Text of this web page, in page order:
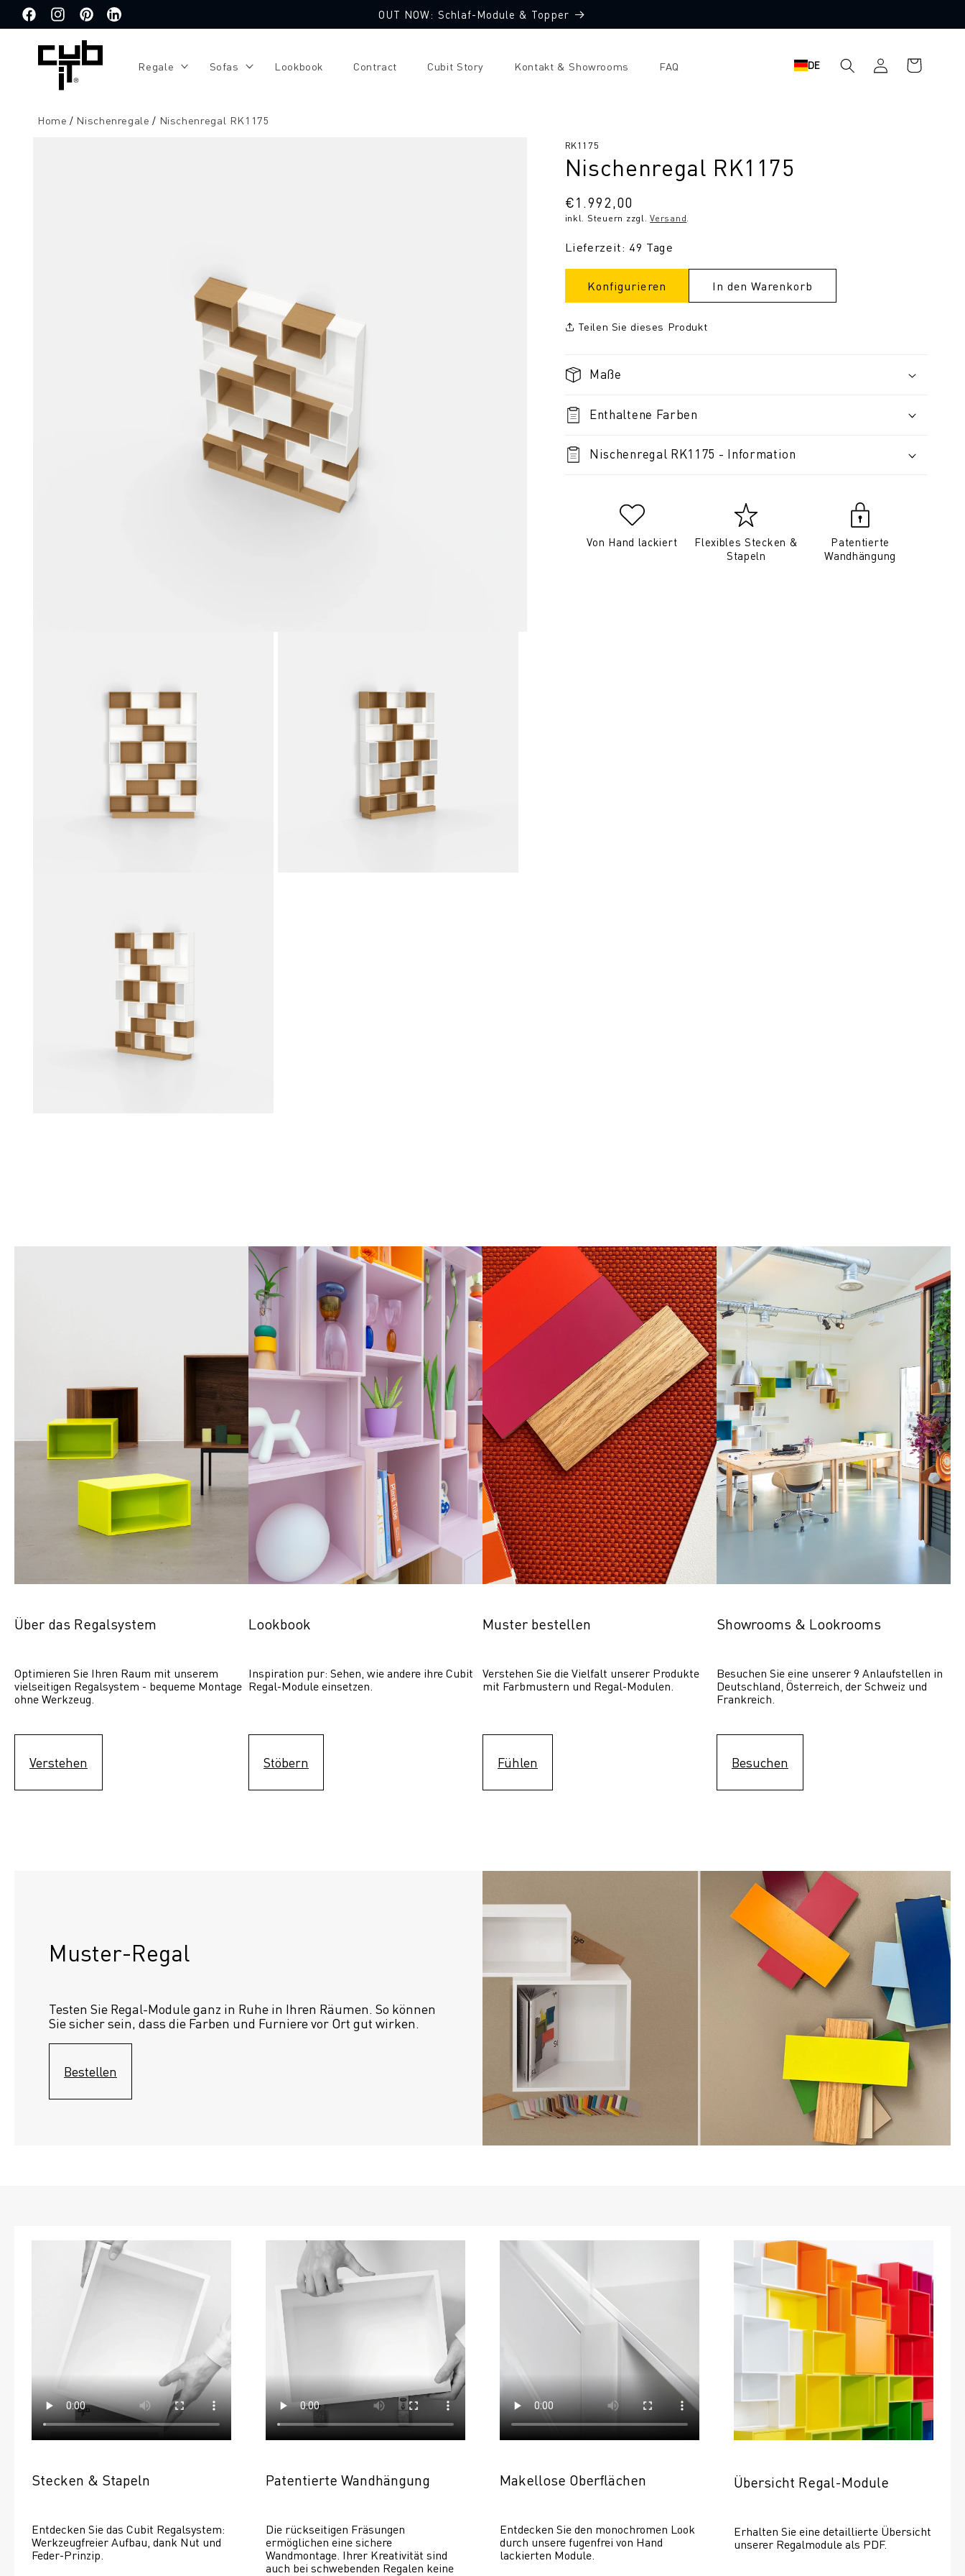
zum
Inhalt
FacebookInstagramPinterestTranslation
OUT NOW: Schlaf-Module & Topper
Regale Sofas Lookbook Contract Cubit Story Kontakt & Showrooms FAQ DE EinloggenWarenkorb
Home Nischenregale Nischenregal RK1175
SKU:
RK1175
Nischenregal RK1175
Normaler
Preis
€1.992,00
inkl. Steuern zzgl.Versand.
Lieferzeit: 49 Tage
Konfigurieren In den Warenkorb
Teilen Sie dieses Produkt
Maße
Enthaltene Farben
Nischenregal RK1175 - Information
Von Hand lackiert
Flexibles Stecken &
Stapeln
Patentierte
Wandhängung
Über das Regalsystem
Optimieren Sie Ihren Raum mit unserem
vielseitigen Regalsystem - bequeme Montage
ohne Werkzeug.
Verstehen
Lookbook
Inspiration pur: Sehen, wie andere ihre Cubit
Regal-Module einsetzen.
Stöbern
Muster bestellen
Verstehen Sie die Vielfalt unserer Produkte
mit Farbmustern und Regal-Modulen.
Fühlen
Showrooms & Lookrooms
Besuchen Sie eine unserer 9 Anlaufstellen in
Deutschland, Österreich, der Schweiz und
Frankreich.
Besuchen
Muster-Regal
Testen Sie Regal-Module ganz in Ruhe in Ihren Räumen. So können
Sie sicher sein, dass die Farben und Furniere vor Ort gut wirken.
Bestellen
Stecken & Stapeln
Entdecken Sie das Cubit Regalsystem:
Werkzeugfreier Aufbau, dank Nut und
Feder-Prinzip.
Patentierte Wandhängung
Die rückseitigen Fräsungen
ermöglichen eine sichere
Wandmontage. Ihrer Kreativität sind
auch bei schwebenden Regalen keine
Makellose Oberflächen
Entdecken Sie den monochromen Look
durch unsere fugenfrei von Hand
lackierten Module.
Übersicht Regal-Module
Erhalten Sie eine detaillierte Übersicht
unserer Regalmodule als PDF.